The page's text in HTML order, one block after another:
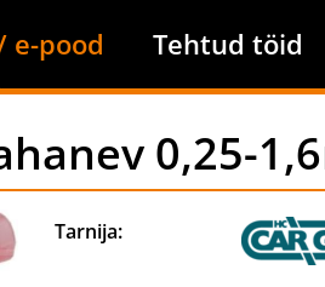
e-pood Tehtud töid
0,25-
Tarnija: